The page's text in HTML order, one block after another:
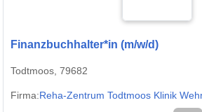
Finanzbuchhalter*in (m/w/d)
Todtmoos, 79682
Firma:Reha-Zentrum Todtmoos Klinik